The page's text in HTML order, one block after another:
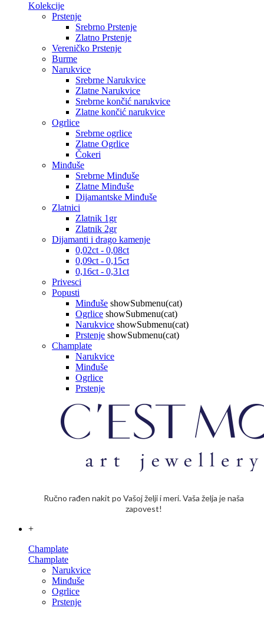
Kolekcije
Prstenje
Srebrno Prstenje
Zlatno Prstenje
Vereničko Prstenje
Burme
Narukvice
Srebrne Narukvice
Zlatne Narukvice
Srebrne končić narukvice
Zlatne končić narukvice
Ogrlice
Srebrne ogrlice
Zlatne Ogrlice
Čokeri
Minđuše
Srebrne Minđuše
Zlatne Minđuše
Dijamantske Minđuše
Zlatnici
Zlatnik 1gr
Zlatnik 2gr
Dijamanti i drago kamenje
0,02ct - 0,08ct
0,09ct - 0,15ct
0,16ct - 0,31ct
Privesci
Popusti
Minđuše showSubmenu(cat)
Ogrlice showSubmenu(cat)
Narukvice showSubmenu(cat)
Prstenje showSubmenu(cat)
Champlate
Narukvice
Minđuše
Ogrlice
Prstenje
Ručno rađen nakit po Vašoj želji i meri. Vaša želja je naša
zapovest!
+
Champlate
Champlate
Narukvice
Minđuše
Ogrlice
Prstenje